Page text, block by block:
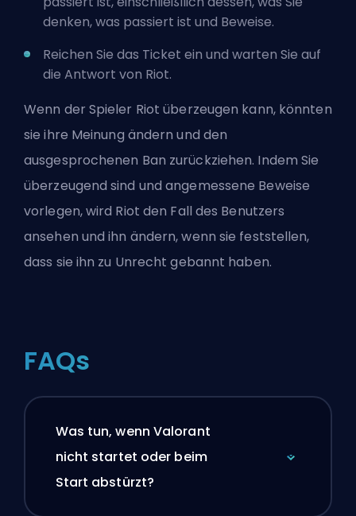
denken, was passiert ist und Beweise.
Reichen Sie das Ticket ein und warten Sie auf
die Antwort von Riot.
Wenn der Spieler Riot überzeugen kann, könnten
sie ihre Meinung ändern und den
ausgesprochenen Ban zurückziehen. Indem Sie
überzeugend sind und angemessene Beweise
vorlegen, wird Riot den Fall des Benutzers
ansehen und ihn ändern, wenn sie feststellen,
dass sie ihn zu Unrecht gebannt haben.
FAQs
Was tun, wenn Valorant
nicht startet oder beim
Start abstürzt?